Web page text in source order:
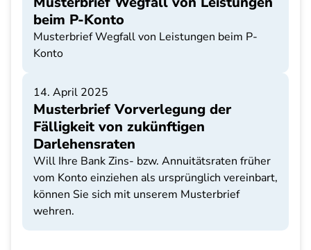
beim P-Konto
Musterbrief Wegfall von Leistungen beim P-
Konto
14. April 2025
Musterbrief Vorverlegung der
Fälligkeit von zukünftigen
Darlehensraten
Will Ihre Bank Zins- bzw. Annuitätsraten früher
vom Konto einziehen als ursprünglich vereinbart,
können Sie sich mit unserem Musterbrief
wehren.